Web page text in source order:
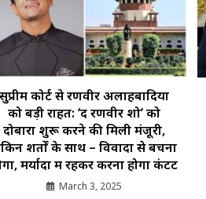
सुप्रीम कोर्ट से रणवीर अलाहबादिया
को बड़ी राहत: ‘द रणवीर शो’ को
दोबारा शुरू करने की मिली मंजूरी,
शर्तों के साथ – विवादों से बचना
मर्यादा में रहकर करना होगा कंटेंट
March 3, 2025